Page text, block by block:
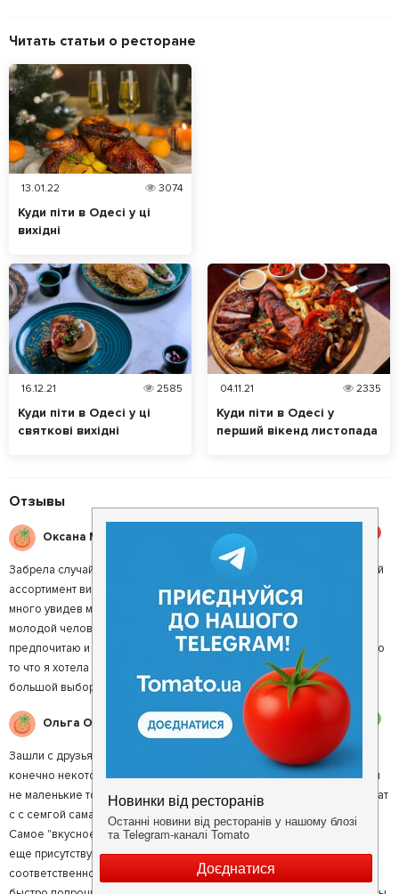
Читать статьи о ресторане
13.01.22 3074
Куди піти в Одесі у ці
вихідні
16.12.21 2585
Куди піти в Одесі у ці
святкові вихідні
04.11.21 2335
Куди піти в Одесі у
перший вікенд листопада
Отзывы
Оксана М.
Забрела случайно привлекла яркая вывеска и надпись про огромный
ассортимент виски и пива . я не пожалела что зашла людей было не
много увидев меню я растерялась и просила официанта приятный
молодой человек помочь с выбором пива я рассказал что
предпочитаю и он посоветовал Гранат Перштейн Чехия и да это было
то что я хотела одним словом официанты там квалифицированы .
большой выбор закусок и горячих блюд цена приемлемая
Ольга О.
Зашли с друзьями выпить пива и поесть пиво мы выпили на счет еды
конечно некоторые блюда под вопросом. Так как в ресторане цены
не маленькие то очень удивило качество поданных блюд. Взяли салат
с с семгой сама семга имела вкус залежалой в холодильнике рыбы.
Самое "вкусное" это конечно соте из морепродуктов. Кальмары и
еще присутствующие морские гады вообще не резались ножом и
соответственно не жевались. Мы просто его отложили не доели. Мы